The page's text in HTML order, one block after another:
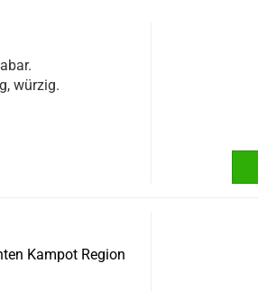
würzig.
Kampot Region